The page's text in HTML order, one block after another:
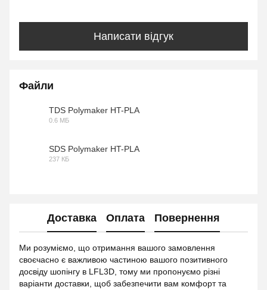
Написати відгук
Файли
TDS Polymaker HT-PLA
0.6 МБ
SDS Polymaker HT-PLA
237 КБ
Доставка Оплата Повернення
Ми розуміємо, що отримання вашого замовлення
своєчасно є важливою частиною вашого позитивного
досвіду шопінгу в LFL3D, тому ми пропонуємо різні
варіанти доставки, щоб забезпечити вам комфорт та